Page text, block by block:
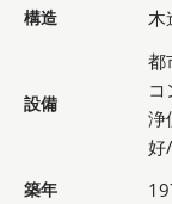
構造 木
設備
都
浄
好
築年